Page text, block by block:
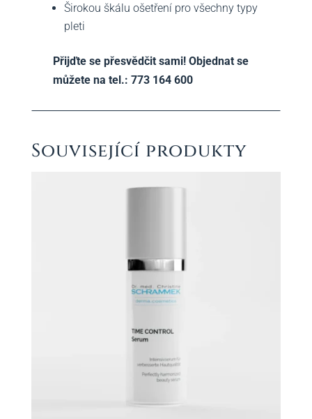
Širokou škálu ošetření pro všechny typy
pleti
Přijďte se přesvědčit sami! Objednat se
můžete na tel.: 773 164 600
Související produkty